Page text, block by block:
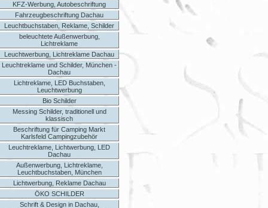
KFZ-Werbung, Autobeschriftung
Fahrzeugbeschriftung Dachau
Leuchtbuchstaben, Reklame, Schilder
beleuchtete Außenwerbung,
Lichtreklame
Leuchtwerbung, Lichtreklame Dachau
Leuchtreklame und Schilder, München -
Dachau
Lichtreklame, LED Buchstaben,
Leuchtwerbung
Bio Schilder
Messing Schilder, traditionell und
klassisch
Beschriftung für Camping Markt
Karlsfeld Campingzubehör
Leuchtreklame, Lichtwerbung, LED
Dachau
Außenwerbung, Lichtreklame,
Leuchtbuchstaben, München
Lichtwerbung, Reklame Dachau
ÖKO SCHILDER
Schrift & Design in Dachau,